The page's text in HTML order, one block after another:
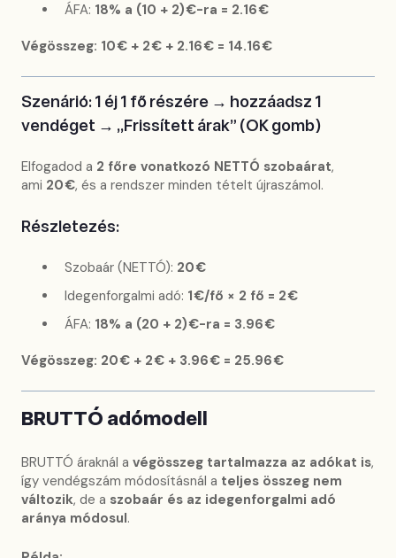
ÁFA: 18% a (10 + 2) €-ra = 2.16 €
Végösszeg: 10 € + 2 € + 2.16 € = 14.16 €
Szenárió: 1 éj 1 fő részére → hozzáadsz 1
vendéget → „Frissített árak” (OK gomb)
Elfogadod a 2 főre vonatkozó NETTÓ szobaárat,
ami 20 €, és a rendszer minden tételt újraszámol.
Részletezés:
Szobaár (NETTÓ): 20 €
Idegenforgalmi adó: 1 €/fő × 2 fő = 2 €
ÁFA: 18% a (20 + 2) €-ra = 3.96 €
Végösszeg: 20 € + 2 € + 3.96 € = 25.96 €
BRUTTÓ adómodell
BRUTTÓ áraknál a végösszeg tartalmazza az adókat is,
így vendégszám módosításnál a teljes összeg nem
változik, de a szobaár és az idegenforgalmi adó
aránya módosul.